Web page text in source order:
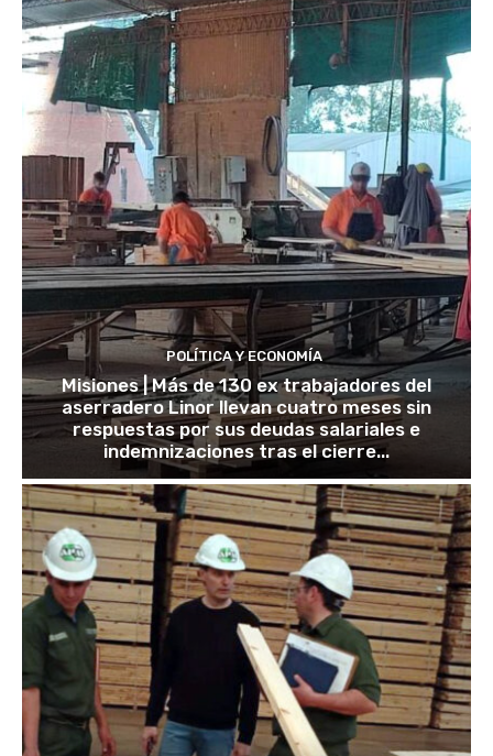
POLÍTICA Y ECONOMÍA
Misiones | Más de 130 ex trabajadores del
aserradero Linor llevan cuatro meses sin
respuestas por sus deudas salariales e
indemnizaciones tras el cierre...